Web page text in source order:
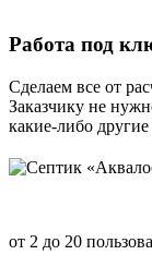
Работа под
Сделаем все от
Заказчику не
какие-либо другие
от 2 до 20